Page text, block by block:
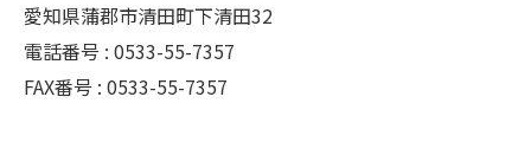
愛知県蒲郡市清田町下清田32
電話番号 : 0533-55-7357
FAX番号 : 0533-55-7357